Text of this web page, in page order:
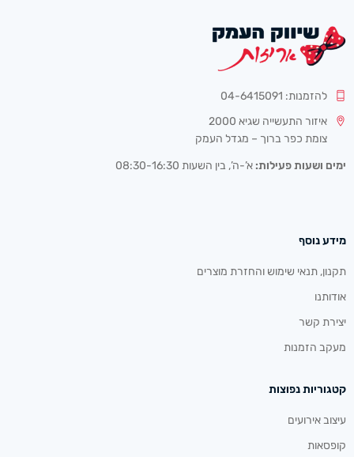
להזמנות: 04-6415091
איזור התעשייה שגיא 2000
צומת כפר ברוך – מגדל העמק
ימים ושעות פעילות: א’-ה’, בין השעות 08:30-16:30
מידע נוסף
תקנון, תנאי שימוש והחזרת מוצרים
אודותנו
יצירת קשר
מעקב הזמנות
קטגוריות נפוצות
עיצוב אירועים
קופסאות